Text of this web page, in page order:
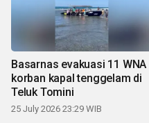
Basarnas evakuasi 11 WNA
korban kapal tenggelam di
Teluk Tomini
25 July 2026 23:29 WIB